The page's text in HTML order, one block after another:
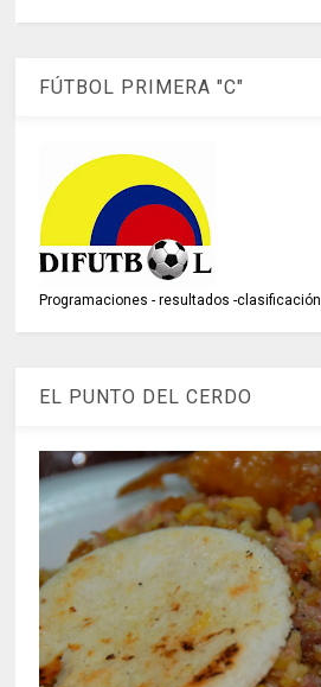
FÚTBOL PRIMERA "C"
Programaciones - resultados -clasificación
EL PUNTO DEL CERDO